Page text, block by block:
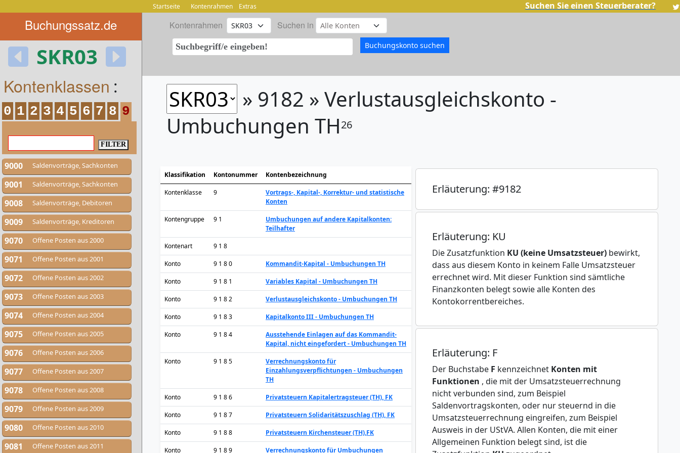
Startseite Kontenrahmen Extras Suchen Sie einen Steuerberater?
Buchungssatz.de
SKR03
Kontenrahmen Suchen in
Kontenklassen :
0 1 2 3 4 5 6 7 8 9
9000 Saldenvorträge, Sachkonten
9001 Saldenvorträge, Sachkonten
9008 Saldenvorträge, Debitoren
9009 Saldenvorträge, Kreditoren
9070 Offene Posten aus 2000
9071 Offene Posten aus 2001
9072 Offene Posten aus 2002
9073 Offene Posten aus 2003
9074 Offene Posten aus 2004
9075 Offene Posten aus 2005
9076 Offene Posten aus 2006
9077 Offene Posten aus 2007
9078 Offene Posten aus 2008
9079 Offene Posten aus 2009
9080 Offene Posten aus 2010
9081 Offene Posten aus 2011
» 9182 » Verlustausgleichskonto -
Umbuchungen TH26
Klassifikation Kontonummer Kontenbezeichnung
Kontenklasse 9
Vortrags-, Kapital-, Korrektur- und statistische
Konten
Kontengruppe 9 1
Umbuchungen auf andere Kapitalkonten:
Teilhafter
Kontenart 9 1 8
Konto 9 1 8 0 Kommandit-Kapital - Umbuchungen TH
Konto 9 1 8 1 Variables Kapital - Umbuchungen TH
Konto 9 1 8 2 Verlustausgleichskonto - Umbuchungen TH
Konto 9 1 8 3 Kapitalkonto III - Umbuchungen TH
Konto 9 1 8 4
Ausstehende Einlagen auf das Kommandit-
Kapital, nicht eingefordert - Umbuchungen TH
Konto 9 1 8 5
Verrechnungskonto für
Einzahlungsverpflichtungen - Umbuchungen
TH
Konto 9 1 8 6 Privatsteuern Kapitalertragsteuer (TH), FK
Konto 9 1 8 7 Privatsteuern Solidaritätszuschlag (TH), FK
Konto 9 1 8 8 Privatsteuern Kirchensteuer (TH),FK
Konto 9 1 8 9 Verrechnungskonto für Umbuchungen
Erläuterung: #9182
Erläuterung: KU
Die Zusatzfunktion KU (keine Umsatzsteuer) bewirkt,
dass aus diesem Konto in keinem Falle Umsatzsteuer
errechnet wird. Mit dieser Funktion sind sämtliche
Finanzkonten belegt sowie alle Konten des
Kontokorrentbereiches.
Erläuterung: F
Der Buchstabe F kennzeichnet Konten mit
Funktionen , die mit der Umsatzsteuerrechnung
nicht verbunden sind, zum Beispiel
Saldenvortragskonten, oder nur steuernd in die
Umsatzsteuerrechnung eingreifen, zum Beispiel
Ausweis in der UStVA. Allen Konten, die mit einer
Allgemeinen Funktion belegt sind, ist die